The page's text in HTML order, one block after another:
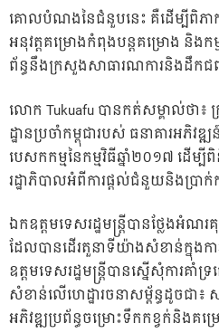
គោលបំណងនៃជំនួបនេះ គឺដើម្បីពិភា
អនុវត្តគម្រោងកំពុងបន្តគម្រោង និង
ព័ន្ធនឹងក្រសួងសាធារណការនិងដឹកជ
លោក Tukuafu បានកត់សម្គាល់ថា៖
ដ្ឋានប្រចាំកម្ពុជារបស់ ធនាគារអភិវ
បេសកកម្មនៃកម្មវិធីឆ្នាំ២០១៧ ដើ
រដ្ឋាភិបាលអំពីការផ្តល់ជំនួយនិងប្រ
ឯកឧត្តមទេសរដ្ឋមន្រ្តីបានថ្លែងអំ
ដែលបានដើរតួនាទីយ៉ាងសំខាន់ក្នុងក
ឧត្តមទេសរដ្ឋមន្ត្រីបានស្នើសុំការគ
សំខាន់លើហេដ្ឋារចនាសម្ព័ន្ធដូចជា៖
អភិវឌ្ឍប្រព័ន្ធចម្រោះទឹកកខ្វក់និងគ